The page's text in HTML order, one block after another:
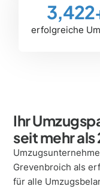
erfolgreiche
3,422
Ihr
seit mehr als
Grevenbroich als
für alle